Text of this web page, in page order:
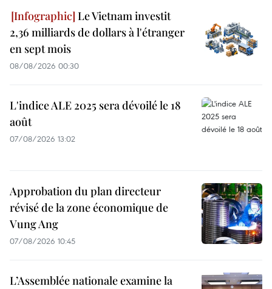
Le Vietnam investit
2,36 milliards de dollars à l'étranger
en sept mois
08/08/2026 00:30
L'indice ALE 2025 sera dévoilé le 18
août
07/08/2026 13:02
Approbation du plan directeur
révisé de la zone économique de
Vung Ang
07/08/2026 10:45
L’Assemblée nationale examine la